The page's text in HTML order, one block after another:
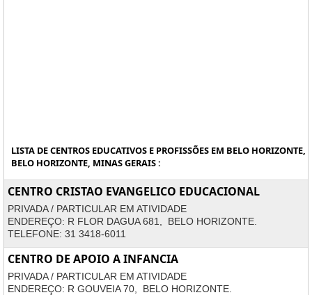
LISTA DE CENTROS EDUCATIVOS E PROFISSÕES EM BELO HORIZONTE,
BELO HORIZONTE, MINAS GERAIS :
CENTRO CRISTAO EVANGELICO EDUCACIONAL
PRIVADA / PARTICULAR EM ATIVIDADE
ENDEREÇO: R FLOR DAGUA 681, BELO HORIZONTE.
TELEFONE: 31 3418-6011
CENTRO DE APOIO A INFANCIA
PRIVADA / PARTICULAR EM ATIVIDADE
ENDEREÇO: R GOUVEIA 70, BELO HORIZONTE.